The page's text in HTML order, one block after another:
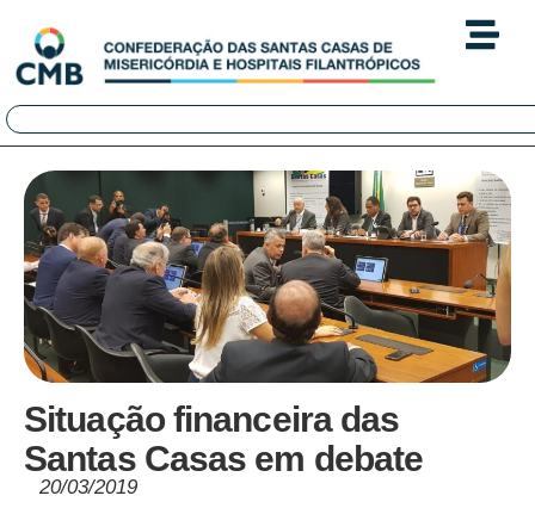
Situação financeira das
Santas Casas em debate
20/03/2019